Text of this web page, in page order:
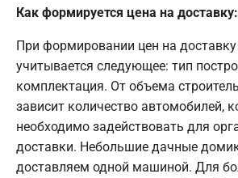
Как формируется цена на доставку:
При формировании цен на
учитывается следующее: тип
комплектация. От объема
зависит количество автомобилей,
необходимо задействовать для
доставки. Небольшие дачные
доставляем одной машиной. Для